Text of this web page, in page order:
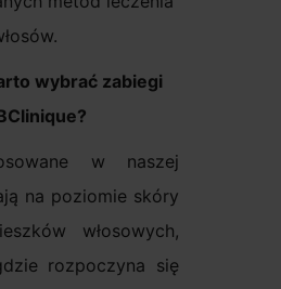
wybrać zabiegi
w naszej
na poziomie skóry
włosowych,
rozpoczyna się